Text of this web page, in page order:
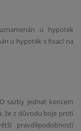
u hypoték
u hypoték s fixací na
sazby jednat koncem
že z důvodu boje proti
pravděpodobností